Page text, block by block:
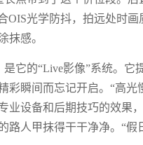
OIS光学防抖，拍远处时
抹感。
它的“Live影像”系统。
彩瞬间而忘记开启。“高
业设备和后期技巧的效果
路人甲抹得干干净净。“